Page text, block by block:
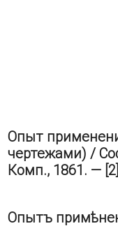
Опыт
чертежами) /
Комп., 1861. —
Опытъ